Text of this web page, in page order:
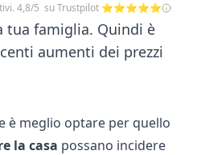
4,8/5 su Trustpilot ⭐⭐⭐⭐⭐
tua famiglia. Quindi è
aumenti dei prezzi
è meglio optare per quello
la casa possano incidere